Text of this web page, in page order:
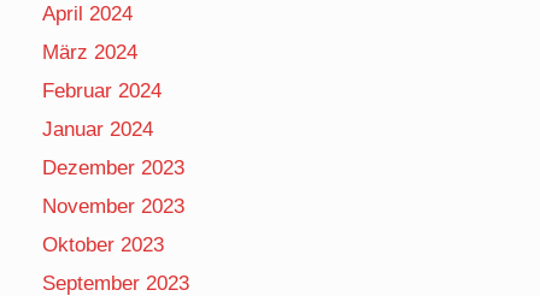
April 2024
März 2024
Februar 2024
Januar 2024
Dezember 2023
November 2023
Oktober 2023
September 2023